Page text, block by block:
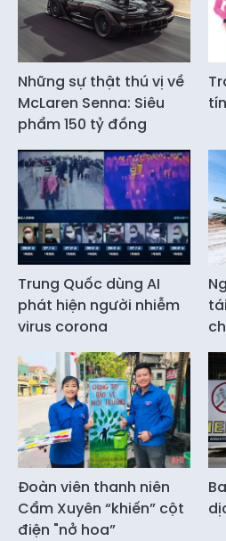
Những sự thật thú vị về
McLaren Senna: Siêu
phẩm 150 tỷ đồng
Trung Quốc dùng AI
phát hiện người nhiễm
virus corona
Đoàn viên thanh niên
Cẩm Xuyên “khiến” cột
điện "nở hoa”